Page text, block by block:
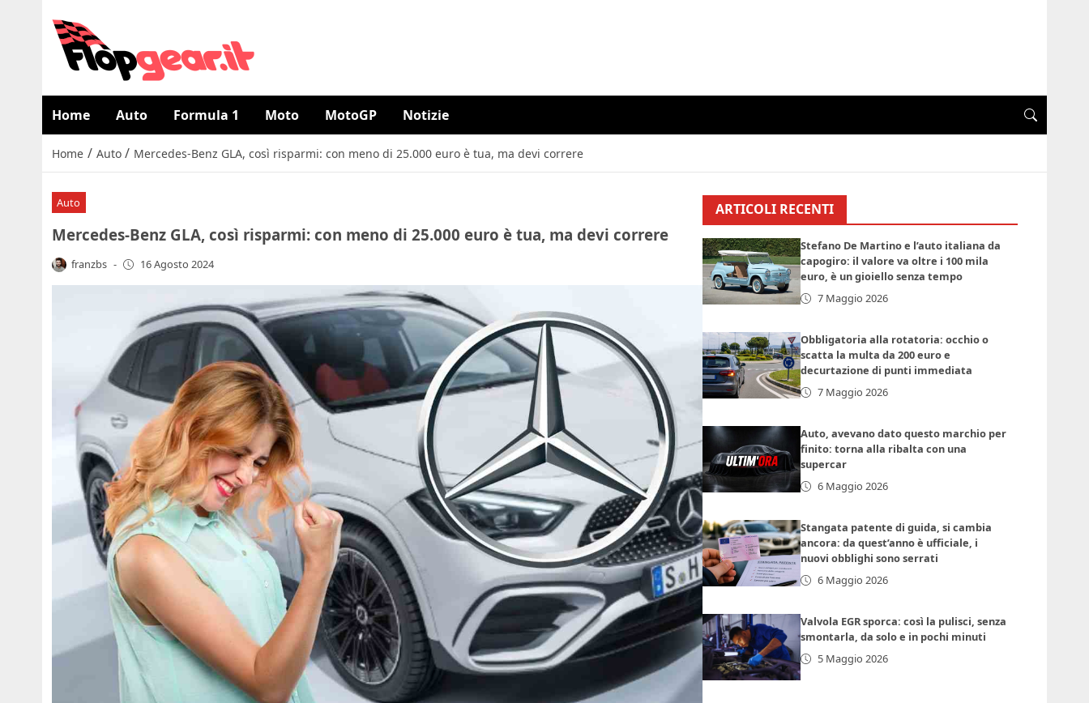
Home Auto Formula 1 Moto MotoGP Notizie
Home / Auto / Mercedes-Benz GLA, così risparmi: con meno di 25.000 euro è tua, ma devi correre
Auto
Mercedes-Benz GLA, così risparmi: con meno di 25.000 euro è tua, ma devi correre
franzbs - 16 Agosto 2024
ARTICOLI RECENTI
Stefano De Martino e l’auto italiana da
capogiro: il valore va oltre i 100 mila
euro, è un gioiello senza tempo
7 Maggio 2026
Obbligatoria alla rotatoria: occhio o
scatta la multa da 200 euro e
decurtazione di punti immediata
7 Maggio 2026
Auto, avevano dato questo marchio per
finito: torna alla ribalta con una
supercar
6 Maggio 2026
Stangata patente di guida, si cambia
ancora: da quest’anno è ufficiale, i
nuovi obblighi sono serrati
6 Maggio 2026
Valvola EGR sporca: così la pulisci, senza
smontarla, da solo e in pochi minuti
5 Maggio 2026